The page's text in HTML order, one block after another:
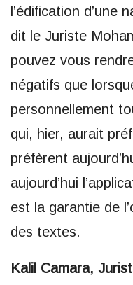
l’édification d’une
dit le Juriste
pouvez vous
négatifs que
personnellement
qui, hier, aurait
préfèrent
aujourd’hui
est la garantie de
des textes.
Kalil Camara,